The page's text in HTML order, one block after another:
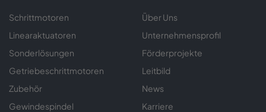
Schrittmotoren
Linearaktuatoren
Sonderlösungen
Getriebeschrittmotoren
Zubehör
Gewindespindel
Über Uns
Unternehmensprofil
Förderprojekte
Leitbild
News
Karriere